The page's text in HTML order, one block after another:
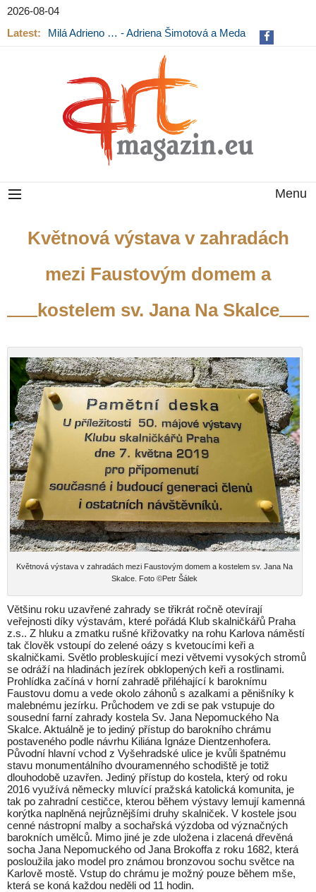
2026-08-04
Latest:
Milá Adrieno … - Adriena Šimotová a Meda
Menu
Květnová výstava v zahradách
mezi Faustovým domem a
kostelem sv. Jana Na Skalce
Květnová výstava v zahradách mezi Faustovým domem a kostelem sv. Jana Na
Skalce. Foto ©Petr Šálek
Většinu roku uzavřené zahrady se třikrát ročně otevírají
veřejnosti díky výstavám, které pořádá Klub skalničkářů Praha
z.s.. Z hluku a zmatku rušné křižovatky na rohu Karlova náměstí
tak člověk vstoupí do zelené oázy s kvetoucími keři a
skalničkami. Světlo probleskující mezi větvemi vysokých stromů
se odráží na hladinách jezírek obklopených keři a rostlinami.
Prohlídka začíná v horní zahradě přiléhající k baroknímu
Faustovu domu a vede okolo záhonů s azalkami a pěnišníky k
malebnému jezírku. Průchodem ve zdi se pak vstupuje do
sousední farní zahrady kostela Sv. Jana Nepomuckého Na
Skalce. Aktuálně je to jediný přístup do barokního chrámu
postaveného podle návrhu Kiliána Ignáze Dientzenhofera.
Původní hlavní vchod z Vyšehradské ulice je kvůli špatnému
stavu monumentálního dvouramenného schodiště je totiž
dlouhodobě uzavřen. Jediný přístup do kostela, který od roku
2016 využívá německy mluvící pražská katolická komunita, je
tak po zahradní cestičce, kterou během výstavy lemují kamenná
korýtka naplněná nejrůznějšími druhy skalniček. V kostele jsou
cenné nástropní malby a sochařská výzdoba od význačných
barokních umělců. Mimo jiné je zde uložena i zlacená dřevěná
socha Jana Nepomuckého od Jana Brokoffa z roku 1682, která
posloužila jako model pro známou bronzovou sochu světce na
Karlově mostě. Vstup do chrámu je možný pouze během mše,
která se koná každou neděli od 11 hodin.